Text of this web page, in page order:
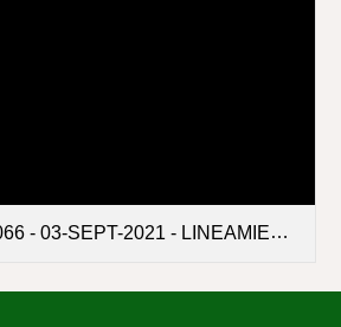
PARA DESARRLLO DE LA QUINTA SEMANA DE DESARROLLO INSTITUCIONAL.pdf